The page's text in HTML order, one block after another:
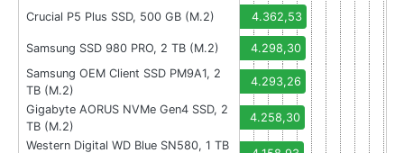
Crucial P5 Plus SSD, 500 GB (M.2) 4.362,53
Samsung SSD 980 PRO, 2 TB (M.2)
4.298,30
Samsung OEM Client SSD PM9A1, 2
TB (M.2)
4.293,26
Gigabyte AORUS NVMe Gen4 SSD, 2
TB (M.2)
4.258,30
Western Digital WD Blue SN580, 1 TB